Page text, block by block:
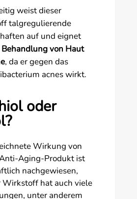
weist dieser
talgregulierende
auf und eignet
Behandlung von Haut
, da er gegen das
acnes wirkt.
oder
Wirkung von
Aging-Produkt ist
nachgewiesen,
Wirkstoff hat auch viele
unter anderem